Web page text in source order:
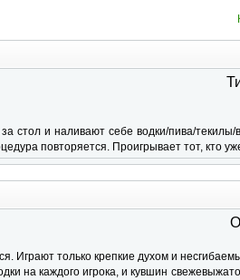
за стол и наливают себе водки/пива/
повторяется. Проигрывает тот, кто
Играют только крепкие духом и
на каждого игрока, и кувшин